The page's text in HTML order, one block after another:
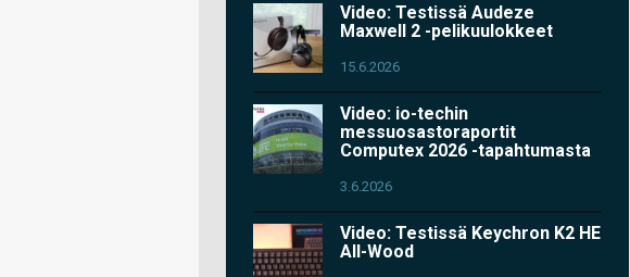
Video: Testissä Audeze
Maxwell 2 -pelikuulokkeet
15.6.2026
Video: io-techin
messuosastoraportit
Computex 2026 -tapahtumasta
3.6.2026
Video: Testissä Keychron K2 HE
All-Wood